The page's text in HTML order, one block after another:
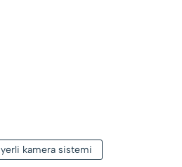
yerli kamera sistemi